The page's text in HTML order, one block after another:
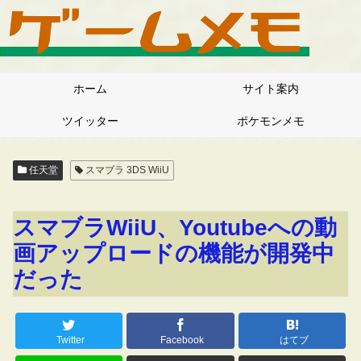
ホーム サイト案内
ツイッター ポケモンメモ
任天堂 スマブラ 3DS WiiU
スマブラWiiU、Youtubeへの動
画アップロードの機能が開発中
だった
Twitter Facebook はてブ